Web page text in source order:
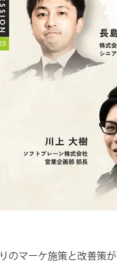
のマーケ施策と改善策